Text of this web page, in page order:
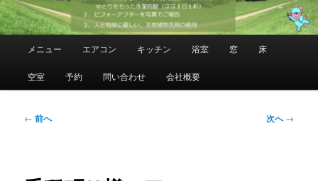
メ
メニュー エアコン キッチン 浴室 窓 床
空室 予約 問い合わせ 会社概要
投
ゲ
← 前へ 次へ→